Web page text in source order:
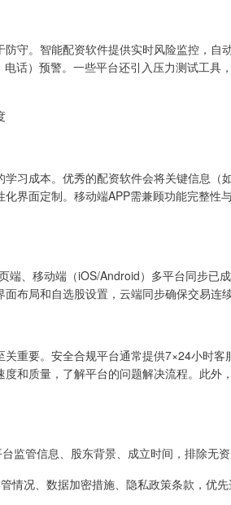
守。智能配资软件提供实时风险监控，自
话）预警。一些平台还引入压力测试工具
习成本。优秀的配资软件会将关键信息（
界面定制。移动端APP需兼顾功能完整性
端、移动端（iOS/Android）多平台同步已
布局和自选股设置，云端同步确保交易连续
重要。安全合规平台通常提供7×24小时
和质量，了解平台的问题解决流程。此外
监管信息、股东背景、成立时间，排除无资
情况、数据加密措施、隐私政策条款，优先